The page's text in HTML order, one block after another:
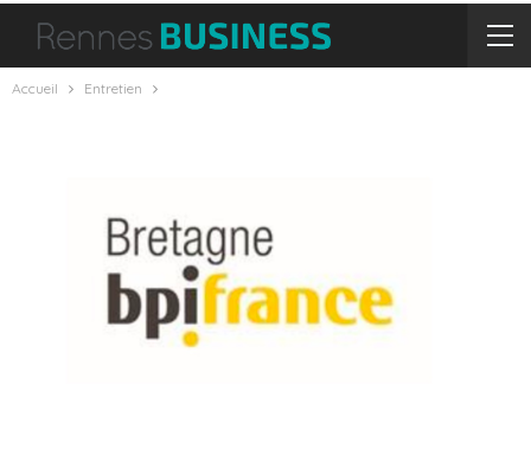
Accueil Entretien